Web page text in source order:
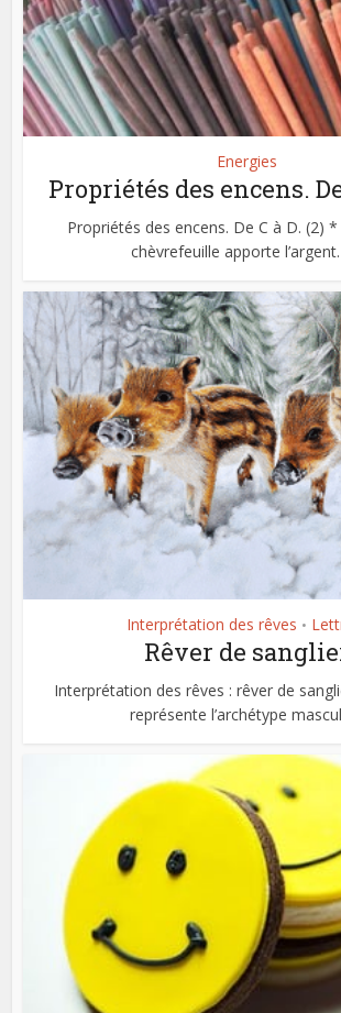
Energies
Propriétés des encens. De
Propriétés des encens. De C à D. (2) *
chèvrefeuille apporte l’argent.
Interprétation des rêves •
Rêver de
Interprétation des rêves : rêver de
représente l’archétype